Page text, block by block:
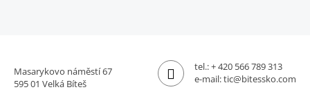
Masarykovo náměstí 67
595 01 Velká Bíteš
tel.:+ 420 566 789 313
e-mail:tic@bitessko.com